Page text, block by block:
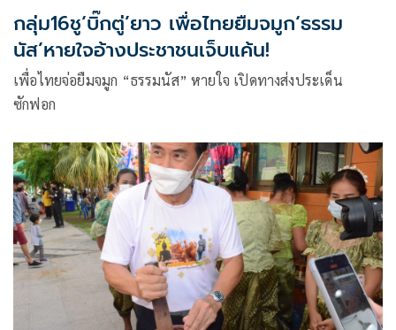
กลุ่ม16ชู‘บิ๊กตู่’ยาว เพื่อไทยยืมจมูก‘ธรรม
นัส’หายใจอ้างประชาชนเจ็บแค้น!
เพื่อไทยจ่อยืมจมูก “ธรรมนัส” หายใจ เปิดทางส่งประเด็น
ซักฟอก